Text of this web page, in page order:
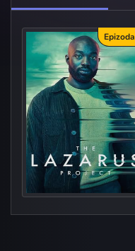
Episo